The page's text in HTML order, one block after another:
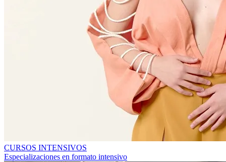
CURSOS INTENSIVOS
Especializaciones en formato intensivo